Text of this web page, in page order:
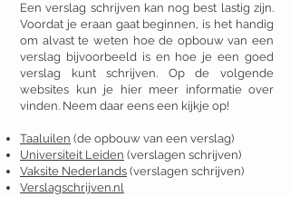
Een verslag schrijven kan nog best lastig zijn.
Voordat je eraan gaat beginnen, is het handig
om alvast te weten hoe de opbouw van een
verslag bijvoorbeeld is en hoe je een goed
verslag kunt schrijven. Op de volgende
websites kun je hier meer informatie over
vinden. Neem daar eens een kijkje op!
Taaluilen (de opbouw van een verslag)
Universiteit Leiden (verslagen schrijven)
Vaksite Nederlands (verslagen schrijven)
Verslagschrijven.nl